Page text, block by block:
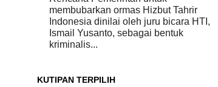
membubarkan ormas Hizbut Tahrir
Indonesia dinilai oleh juru bicara HTI,
Ismail Yusanto, sebagai bentuk
kriminalis...
KUTIPAN TERPILIH